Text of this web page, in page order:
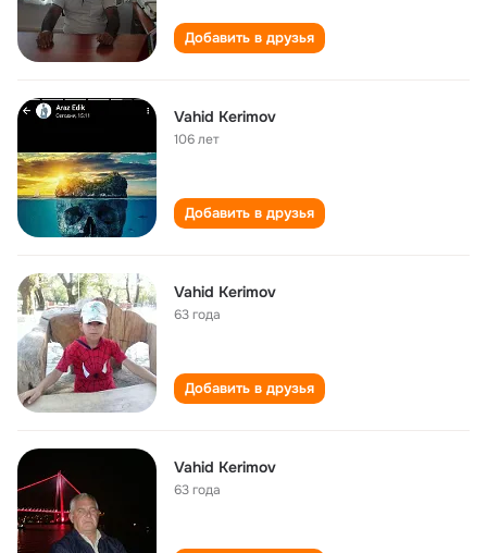
Добавить в друзья
Vahid Kerimov
106 лет
Добавить в друзья
Vahid Kerimov
63 года
Добавить в друзья
Vahid Kerimov
63 года